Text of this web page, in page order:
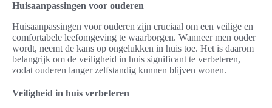
Huisaanpassingen voor ouderen
Huisaanpassingen voor ouderen zijn cruciaal om een veilige en
comfortabele leefomgeving te waarborgen. Wanneer men ouder
wordt, neemt de kans op ongelukken in huis toe. Het is daarom
belangrijk om de veiligheid in huis significant te verbeteren,
zodat ouderen langer zelfstandig kunnen blijven wonen.
Veiligheid in huis verbeteren